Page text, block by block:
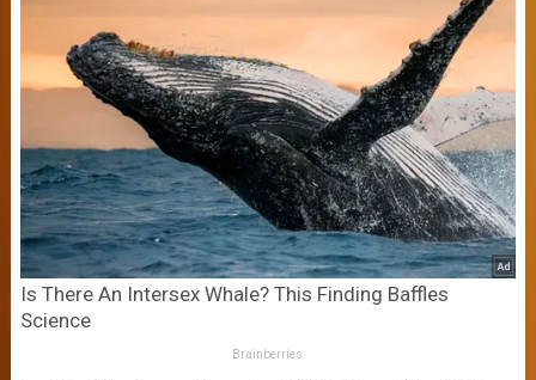
Is There An Intersex Whale? This Finding Baffles
Science
Brainberries